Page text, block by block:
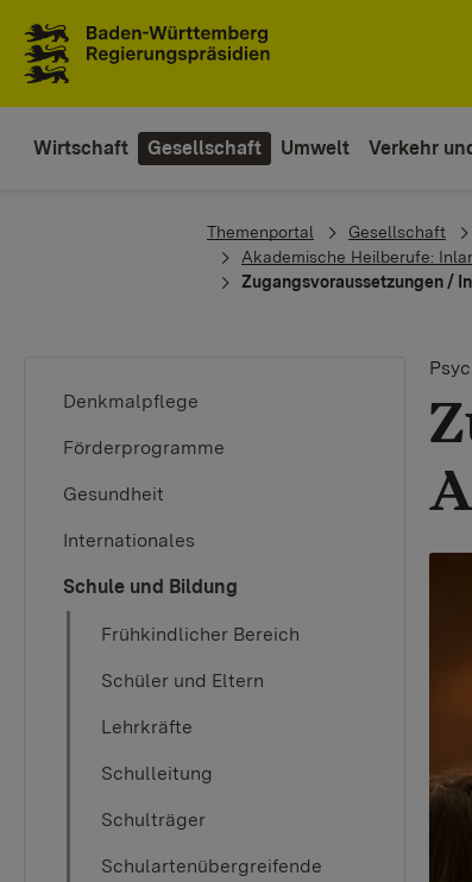
Wirtschaft Gesellschaft Umwelt Verkehr
You are here:
Themenportal Gesellschaft
Akademische Heilberufe:
Zugangsvoraussetzungen /
Denkmalpflege
Förderprogramme
Gesundheit
Internationales
Schule und Bildung
Frühkindlicher Bereich
Schüler und Eltern
Lehrkräfte
Schulleitung
Schulträger
Schulartenübergreifende